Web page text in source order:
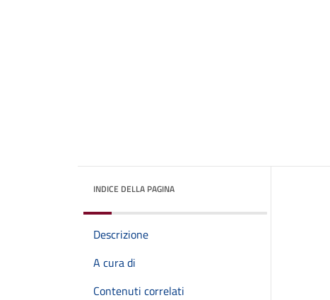
INDICE DELLA PAGINA
Descrizione
A cura di
Contenuti correlati